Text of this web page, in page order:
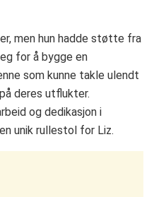
men hun hadde støtte fra
for å bygge en
som kunne takle ulendt
deres utflukter.
og dedikasjon i
unik rullestol for Liz.